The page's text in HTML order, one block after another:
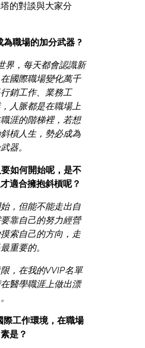
的對談與大家分
為職場的加分武器 ?
界，每天都會認識新
國際職場變化萬千
銷工作、業務工
人脈都是在職場上
涯的階梯裡，若想
槓人生，勢必成為
器。
如何開始呢，是不
適合擁抱斜槓呢？
，但能不能走出自
靠自己的努力經營
索自己的方向，走
重要的。
，在我的VVIP名單
醫學職涯上做出漂
際工作環境，在職場
是？